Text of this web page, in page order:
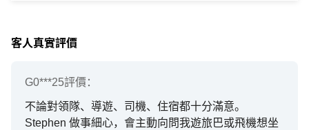
客人真實評價
G0***25評價：
不論對領隊、導遊、司機、住宿都十分滿意。
Stephen 做事細心，會主動向問我遊旅巴或飛機想坐